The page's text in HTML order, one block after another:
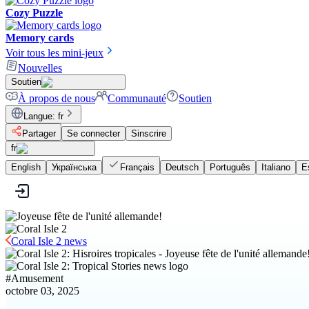
Cozy Puzzle
Memory cards
Voir tous les mini-jeux
Nouvelles
Soutien
À propos de nous Communauté Soutien
Langue: fr
Partager
Se connecter
Sinscrire
fr
English
Українська Français Deutsch Português Italiano
Coral Isle 2 news
#Amusement
octobre 03, 2025